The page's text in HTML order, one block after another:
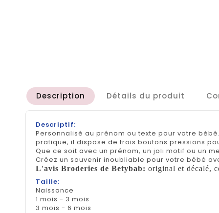
Description Détails du produit
Descriptif:
Personnalisé au prénom ou texte pour votre
pratique, il dispose de trois boutons pressions
Que ce soit avec un prénom, un joli motif ou un
Créez un souvenir inoubliable pour votre bébé
L'avis Broderies de Betybab: original et décalé,
Taille:
Naissance
1 mois - 3 mois
3 mois - 6 mois